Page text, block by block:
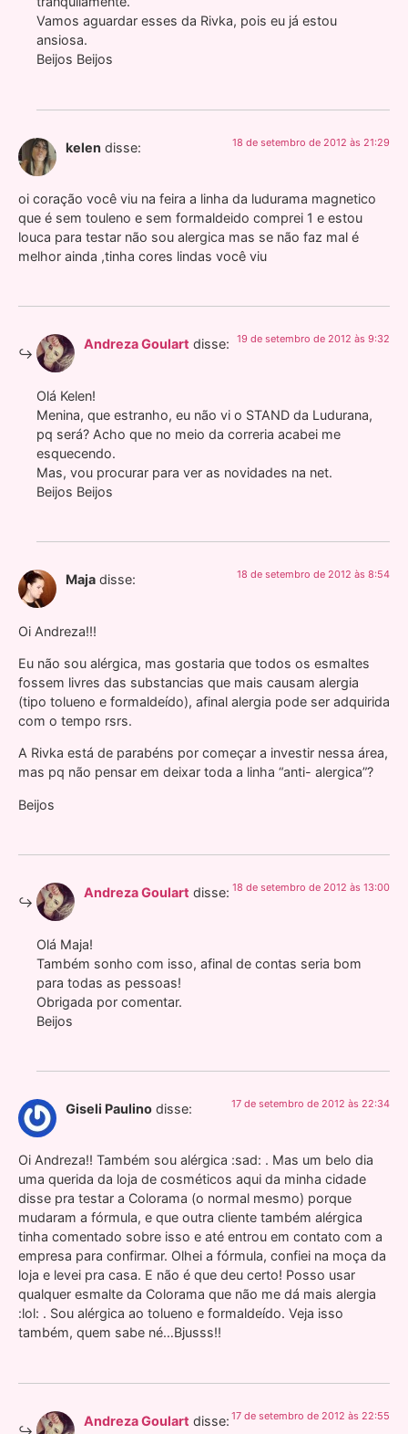
Vamos aguardar esses da Rivka, pois eu já estou
ansiosa.
Beijos Beijos
kelen disse: 18 de setembro de 2012 às 21:29
oi coração você viu na feira a linha da ludurama magnetico
que é sem touleno e sem formaldeido comprei 1 e estou
louca para testar não sou alergica mas se não faz mal é
melhor ainda ,tinha cores lindas você viu
Andreza Goulart disse: 19 de setembro de 2012 às 9:32
Olá Kelen!
Menina, que estranho, eu não vi o STAND da Ludurana,
pq será? Acho que no meio da correria acabei me
esquecendo.
Mas, vou procurar para ver as novidades na net.
Beijos Beijos
Maja disse: 18 de setembro de 2012 às 8:54
Oi Andreza!!!
Eu não sou alérgica, mas gostaria que todos os esmaltes
fossem livres das substancias que mais causam alergia
(tipo tolueno e formaldeído), afinal alergia pode ser adquirida
com o tempo rsrs.
A Rivka está de parabéns por começar a investir nessa área,
mas pq não pensar em deixar toda a linha “anti- alergica”?
Beijos
Andreza Goulart disse: 18 de setembro de 2012 às 13:00
Olá Maja!
Também sonho com isso, afinal de contas seria bom
para todas as pessoas!
Obrigada por comentar.
Beijos
Giseli Paulino disse: 17 de setembro de 2012 às 22:34
Oi Andreza!! Também sou alérgica :sad: . Mas um belo dia
uma querida da loja de cosméticos aqui da minha cidade
disse pra testar a Colorama (o normal mesmo) porque
mudaram a fórmula, e que outra cliente também alérgica
tinha comentado sobre isso e até entrou em contato com a
empresa para confirmar. Olhei a fórmula, confiei na moça da
loja e levei pra casa. E não é que deu certo! Posso usar
qualquer esmalte da Colorama que não me dá mais alergia
:lol: . Sou alérgica ao tolueno e formaldeído. Veja isso
também, quem sabe né…Bjusss!!
Andreza Goulart disse: 17 de setembro de 2012 às 22:55